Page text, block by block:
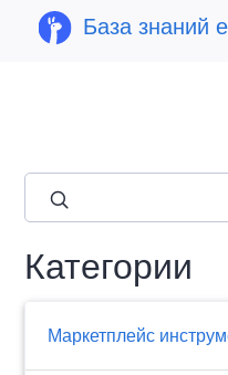
База знаний
Категории
Маркетплейс